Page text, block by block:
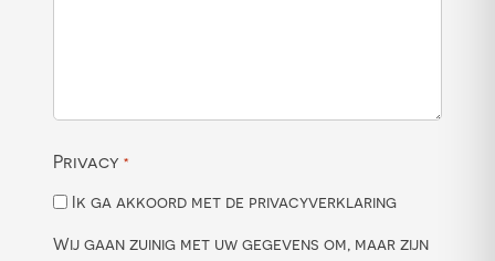
Privacy *
Ik ga akkoord met de privacyverklaring
Wij gaan zuinig met uw gegevens om, maar zijn